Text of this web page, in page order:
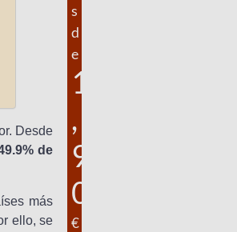
s
d
e
1
,
9
0
€
Desde
de
más
ello, se